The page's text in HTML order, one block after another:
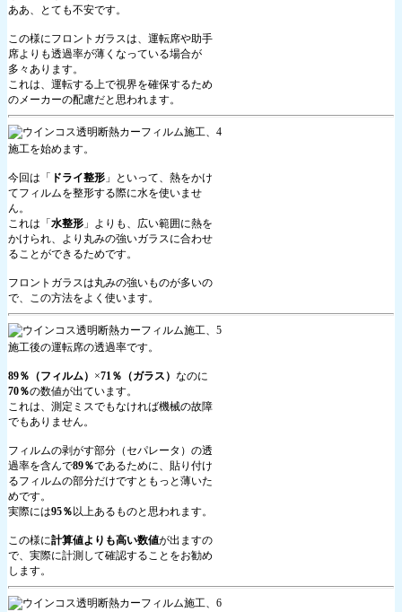
ああ、とても不安です。
この様にフロントガラスは、運転席や助手
席よりも透過率が薄くなっている場合が
多々あります。
これは、運転する上で視界を確保するため
のメーカーの配慮だと思われます。
施工を始めます。
今回は「 ドライ整形 」といって、熱をかけ
てフィルムを整形する際に水を使いませ
ん。
これは「水整形 」よりも、広い範囲に熱を
かけられ、より丸みの強いガラスに合わせ
ることができるためです。
フロントガラスは丸みの強いものが多いの
で、この方法をよく使います。
施工後の運転席の透過率です。
89％（フィルム） ×71％（ガラス） なのに
70％の数値が出ています。
これは、測定ミスでもなければ機械の故障
でもありません。
フィルムの剥がす部分（セパレータ）の透
過率を含んで89％であるために、貼り付け
るフィルムの部分だけですともっと薄いた
めです。
実際には95％以上あるものと思われます。
この様に計算値よりも高い数値が出ますの
で、実際に計測して確認することをお勧め
します。